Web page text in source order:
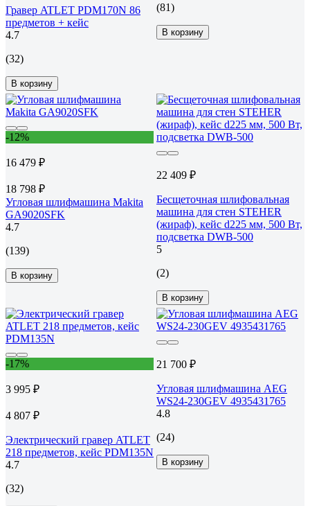
Гравер ATLET PDM170N 86
предметов + кейс
4.7
(32)
В корзину
(81)
В корзину
-12%
16 479 ₽
18 798 ₽
Угловая шлифмашина Makita
GA9020SFK
4.7
(139)
В корзину
22 409 ₽
Бесщеточная шлифовальная
машина для стен STEHER
(жираф), кейс d225 мм, 500 Вт,
подсветка DWB-500
5
(2)
В корзину
-17%
3 995 ₽
4 807 ₽
Электрический гравер ATLET
218 предметов, кейс PDM135N
4.7
(32)
21 700 ₽
Угловая шлифмашина AEG
WS24-230GEV 4935431765
4.8
(24)
В корзину